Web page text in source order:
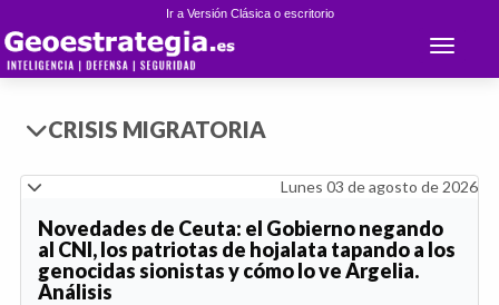
Ir a Versión Clásica o escritorio
Toggle
CRISIS MIGRATORIA
Lunes 03 de agosto de 2026
Novedades de Ceuta: el Gobierno negando
al CNI, los patriotas de hojalata tapando a los
genocidas sionistas y cómo lo ve Argelia.
Análisis